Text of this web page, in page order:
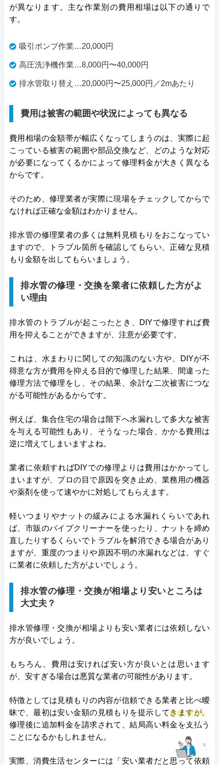
が異なります。主な作業別の費用相場は以下の通りで
す。
吸引ポンプ作業…20,000円
高圧洗浄機作業…8,000円〜40,000円
排水管取り替え…20,000円〜25,000円／2mあたり
費用は被害の範囲や状況によっても異なる
費用相場の金額帯が幅広くなってしまうのは、実際に起
こっている被害の範囲や部品交換など、どのような対応
が必要になってくるかによって修理料金が大きく異なる
からです。
そのため、修理業者が実際に現場をチェックしてからで
なければ正確な金額はわかりません。
排水管の修理業者の多くは無料見積もりをおこなってい
ますので、トラブル箇所を確認してもらい、正確な見積
もり金額を出してもらいましょう。
排水管の修理・交換を業者に依頼した方がよ
い理由
排水管のトラブルが起こったとき、DIYで修理すれば費
用を抑えることができますが、注意が必要です。
これは、水まわりに関しての知識のない方や、DIYが不
得意な方が費用を抑える目的で修理した結果、間違った
修理方法で修理をし、その結果、余計な二次被害につな
がる可能性があるからです。
例えば、集合住宅の場合は階下へ水漏れして多大な被害
を与える可能性もあり、そうなった場合、かかる費用は
逆に増えてしまいますよね。
業者に依頼すればDIYでの修理よりは費用はかかってし
まいますが、プロの目で原因を突き止め、業務用の機器
や薬剤を使って速やかに対処してもらえます。
軽いつまりやナットの緩みによる水漏れくらいであれ
ば、市販のパイプクリーナーを使ったり、ナットを締め
直したりするくらいでトラブルを解消できる場合があり
ますが、重度のつまりや原因不明の水漏れなどは、すぐ
に業者に依頼した方がよいでしょう。
排水管の修理・交換が相場より安いところは
大丈夫？
排水管修理・交換が相場よりも安い業者には依頼しない
方が良いでしょう。
もちろん、費用は安ければ安い方が良いとは思います
が、安すぎる場合は悪質な業者の可能性があります。
特徴としては見積もりの内容が信頼できる業者と比べ曖
昧で、最初は安い金額の見積もりを提示してきますが、
修理後に追加料金を請求されて、結局高い料金を支払う
ことになるかもしれません。
実際、消費生活センターには「安い業者だと思って依頼
×
チャット診断で
最適な業者を
ご提案